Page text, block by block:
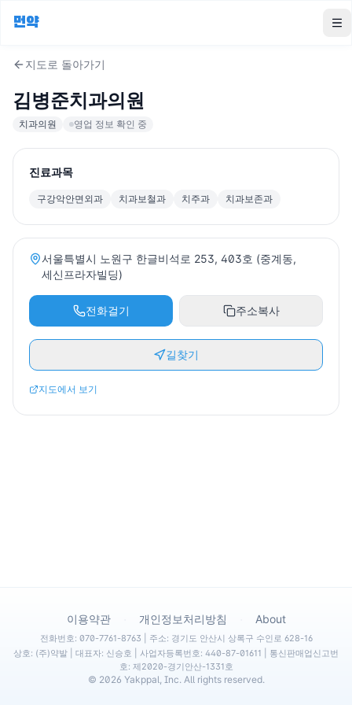
먼약
지도로 돌아가기
김병준치과의원
치과의원 영업 정보 확인 중
진료과목
구강악안면외과 치과보철과 치주과 치과보존과
서울특별시 노원구 한글비석로 253, 403호 (중계동,
세신프라자빌딩)
전화걸기 주소복사
길찾기
지도에서 보기
이용약관 개인정보처리방침 About
전화번호: 070-7761-8763 | 주소: 경기도 안산시 상록구 수인로 628-16
상호: (주)약발 | 대표자: 신승호 | 사업자등록번호: 440-87-01611 | 통신판매업신고번
호: 제2020-경기안산-1331호
© 2026 Yakppal, Inc. All rights reserved.